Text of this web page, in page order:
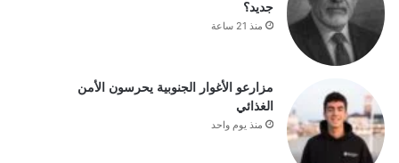
جديد؟
منذ 21 ساعة
مزارعو الأغوار الجنوبية يحرسون الأمن
الغذائي
منذ يوم واحد